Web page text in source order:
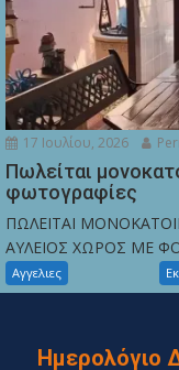
17 Ιουλίου, 2026
Πωλείται
φωτογραφίες
ΠΩΛΕΙΤΑΙ
ΑΥΛΕΙΟΣ ΧΩΡΟΣ ΜΕ
Αγγελιες
Ημερολόγιο